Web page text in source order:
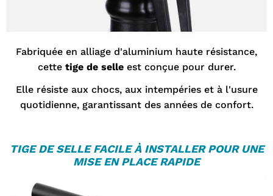
Fabriquée en alliage d'aluminium haute résistance,
cette tige de selleest conçue pour durer.
Elle résiste aux chocs, aux intempéries et à l'usure
quotidienne, garantissant des années de confort.
TIGE DE SELLEFACILE À INSTALLER POUR UNE
MISE EN PLACE RAPIDE